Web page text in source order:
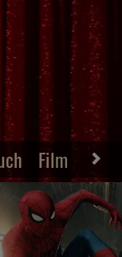
Film-Archiv